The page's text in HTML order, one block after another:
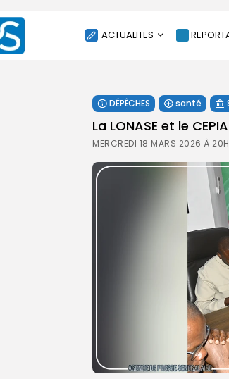
ACTUALITES
SOCIÉTÉ
ÉCONOMIE
CULTURE
SPORT
DÉPÊCHES santé
La LONASE et le
MERCREDI 18 MARS 2026 À